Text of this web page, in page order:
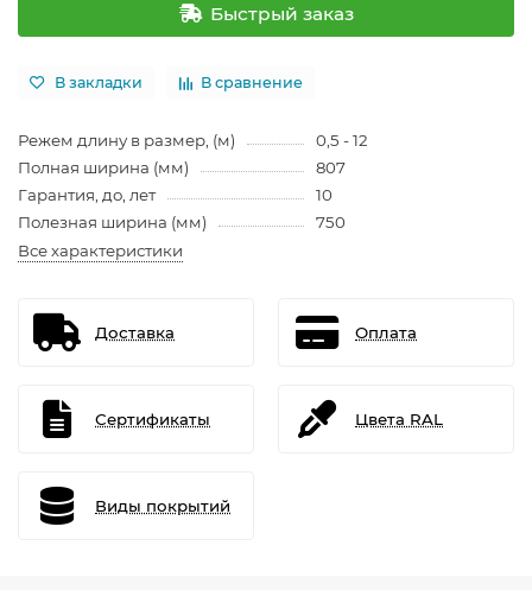
Быстрый заказ
В закладки В сравнение
Режем длину в размер, (м)
0,5 - 12
Полная ширина (мм)
807
Гарантия, до, лет
10
Полезная ширина (мм)
750
Все характеристики
Доставка Оплата
Сертификаты Цвета RAL
Виды покрытий